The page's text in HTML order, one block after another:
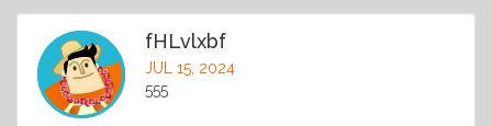
fHLvlxbf
JUL 15, 2024
555